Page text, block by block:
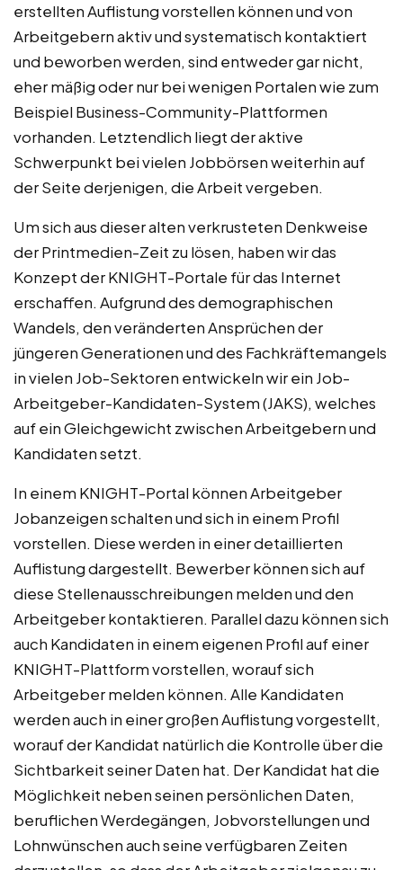
erstellten Auflistung vorstellen können und von
Arbeitgebern aktiv und systematisch kontaktiert
und beworben werden, sind entweder gar nicht,
eher mäßig oder nur bei wenigen Portalen wie zum
Beispiel Business-Community-Plattformen
vorhanden. Letztendlich liegt der aktive
Schwerpunkt bei vielen Jobbörsen weiterhin auf
der Seite derjenigen, die Arbeit vergeben.
Um sich aus dieser alten verkrusteten Denkweise
der Printmedien-Zeit zu lösen, haben wir das
Konzept der KNIGHT-Portale für das Internet
erschaffen. Aufgrund des demographischen
Wandels, den veränderten Ansprüchen der
jüngeren Generationen und des Fachkräftemangels
in vielen Job-Sektoren entwickeln wir ein Job-
Arbeitgeber-Kandidaten-System (JAKS), welches
auf ein Gleichgewicht zwischen Arbeitgebern und
Kandidaten setzt.
In einem KNIGHT-Portal können Arbeitgeber
Jobanzeigen schalten und sich in einem Profil
vorstellen. Diese werden in einer detaillierten
Auflistung dargestellt. Bewerber können sich auf
diese Stellenausschreibungen melden und den
Arbeitgeber kontaktieren. Parallel dazu können sich
auch Kandidaten in einem eigenen Profil auf einer
KNIGHT-Plattform vorstellen, worauf sich
Arbeitgeber melden können. Alle Kandidaten
werden auch in einer großen Auflistung vorgestellt,
worauf der Kandidat natürlich die Kontrolle über die
Sichtbarkeit seiner Daten hat. Der Kandidat hat die
Möglichkeit neben seinen persönlichen Daten,
beruflichen Werdegängen, Jobvorstellungen und
Lohnwünschen auch seine verfügbaren Zeiten